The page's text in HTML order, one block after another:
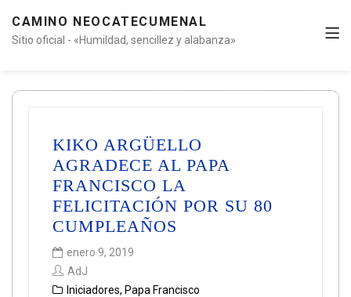
CAMINO NEOCATECUMENAL
Sitio oficial - «Humildad, sencillez y alabanza»
KIKO ARGÜELLO
AGRADECE AL PAPA
FRANCISCO LA
FELICITACIÓN POR SU 80
CUMPLEAÑOS
enero 9, 2019
AdJ
Iniciadores, Papa Francisco